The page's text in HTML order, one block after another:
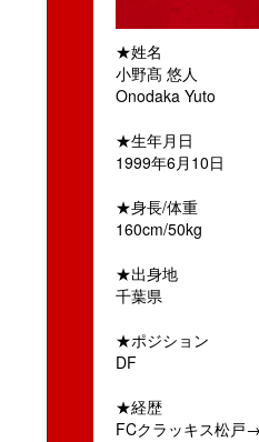
★姓名
小野髙 悠人
Onodaka Yuto
★生年月日
1999年6月10日
★身長/体重
160cm/50kg
★出身地
千葉県
★ポジション
DF
★経歴
FCクラッキス松戸